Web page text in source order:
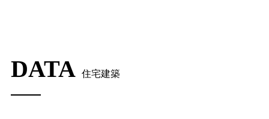
DATA 住宅建築